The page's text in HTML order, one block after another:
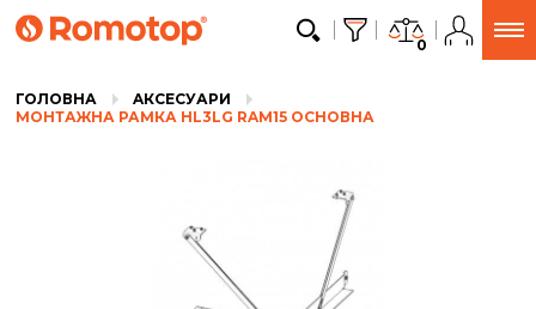
0
ГОЛОВНА
AКСЕСУАРИ
МОНТАЖНА РАМКА HL3LG RAM15 ОСНОВНА